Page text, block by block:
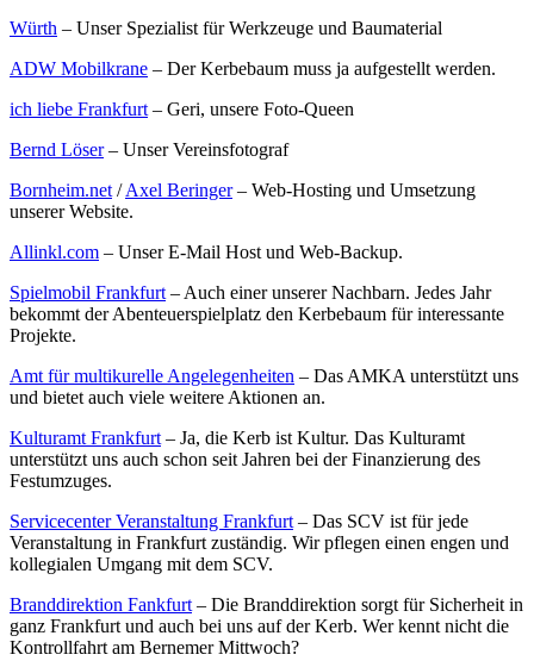
Würth – Unser Spezialist für Werkzeuge und Baumaterial
ADW Mobilkrane – Der Kerbebaum muss ja aufgestellt werden.
ich liebe Frankfurt– Geri, unsere Foto-Queen
Bernd Löser– Unser Vereinsfotograf
Bornheim.net/Axel Beringer– Web-Hosting und Umsetzung
unserer Website.
Allinkl.com – Unser E-Mail Host und Web-Backup.
Spielmobil Frankfurt– Auch einer unserer Nachbarn. Jedes Jahr
bekommt der Abenteuerspielplatz den Kerbebaum für interessante
Projekte.
Amt für multikurelle Angelegenheiten – Das AMKA unterstützt uns
und bietet auch viele weitere Aktionen an.
Kulturamt Frankfurt– Ja, die Kerb ist Kultur. Das Kulturamt
unterstützt uns auch schon seit Jahren bei der Finanzierung des
Festumzuges.
Servicecenter Veranstaltung Frankfurt– Das SCV ist für jede
Veranstaltung in Frankfurt zuständig. Wir pflegen einen engen und
kollegialen Umgang mit dem SCV.
Branddirektion Fankfurt– Die Branddirektion sorgt für Sicherheit in
ganz Frankfurt und auch bei uns auf der Kerb. Wer kennt nicht die
Kontrollfahrt am Bernemer Mittwoch?